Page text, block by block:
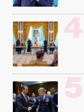
4
5